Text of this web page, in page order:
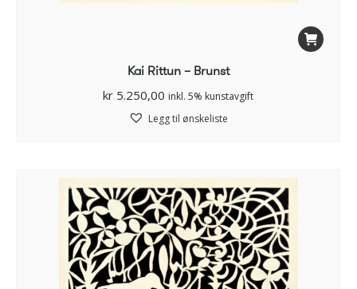
Kai Rittun – Brunst
kr 5.250,00 inkl. 5% kunstavgift
Legg til ønskeliste